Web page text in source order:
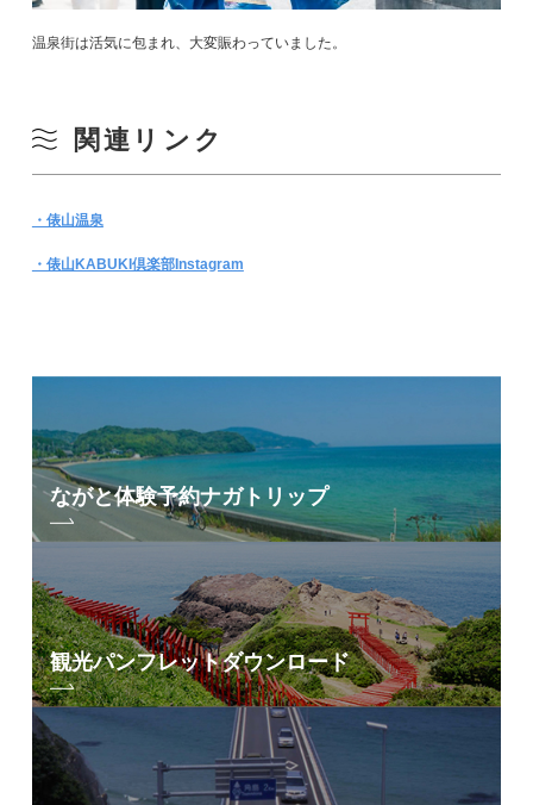
温泉街は活気に包まれ、大変賑わっていました。
関連リンク
・俵山温泉
・俵山KABUKI倶楽部Instagram
ながと体験予約ナガトリップ
観光パンフレットダウンロード